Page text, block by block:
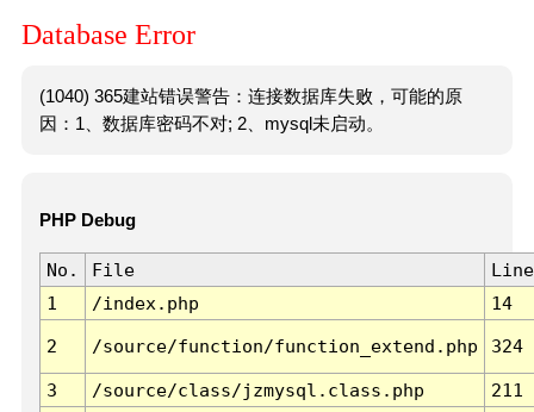
Database Error
(1040) 365建站错误警告：连接数据库失败，可能的原
因：1、数据库密码不对; 2、mysql未启动。
PHP Debug
No. File
Line
1
/index.php 14
2 /source/function/function_extend.php 324
3 /source/class/jzmysql.class.php
211